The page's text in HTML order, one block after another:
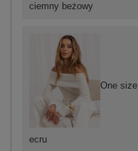
ecru
One size
ciemny beżowy